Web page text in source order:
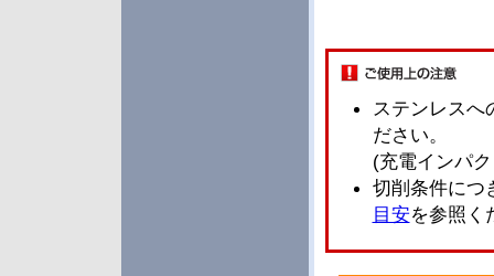
ステンレスへ
ださい。
(充電インパ
切削条件につ
目安を参照く